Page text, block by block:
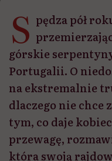
S pędza pół
górskie
Portugalii. O
na ekstremalnie
dlaczego nie chce
tym, co daje
przewagę,
która swoją